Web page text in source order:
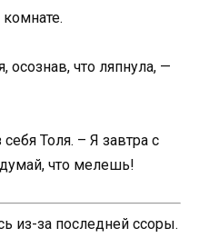
осознав, что ляпнула, —
Толя. – Я завтра с
что мелешь!
из-за последней ссоры.